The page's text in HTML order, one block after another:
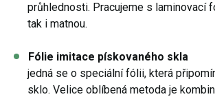
průhlednosti. Pracujeme s laminovací
tak i matnou.
Fólie imitace pískovaného skla
jedná se o speciální fólii, která
sklo. Velice oblíbená metoda je